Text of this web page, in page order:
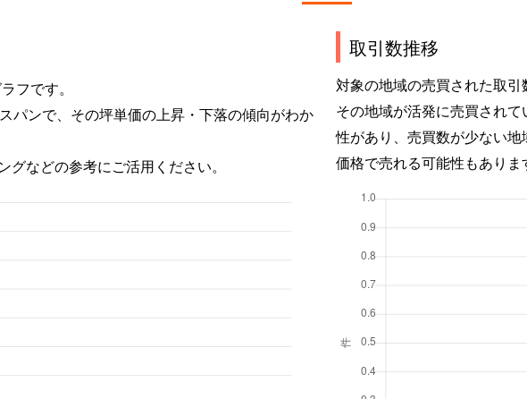
フです。
パンで、その坪単価の上昇・下落の傾向がわか
などの参考にご活用ください。
取引数推移
対象の地域の売買された取
その地域が活発に売買され
性があり、売買数が少ない
価格で売れる可能性もありま